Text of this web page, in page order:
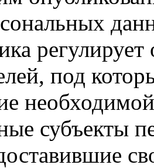
под
субъекты